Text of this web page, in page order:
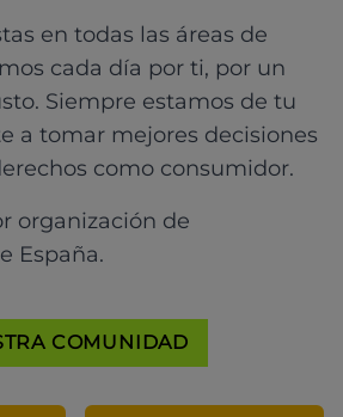
en todas las áreas de
cada día por ti, por un
Siempre estamos de tu
a tomar mejores decisiones
como consumidor.
organización de
España.
COMUNIDAD